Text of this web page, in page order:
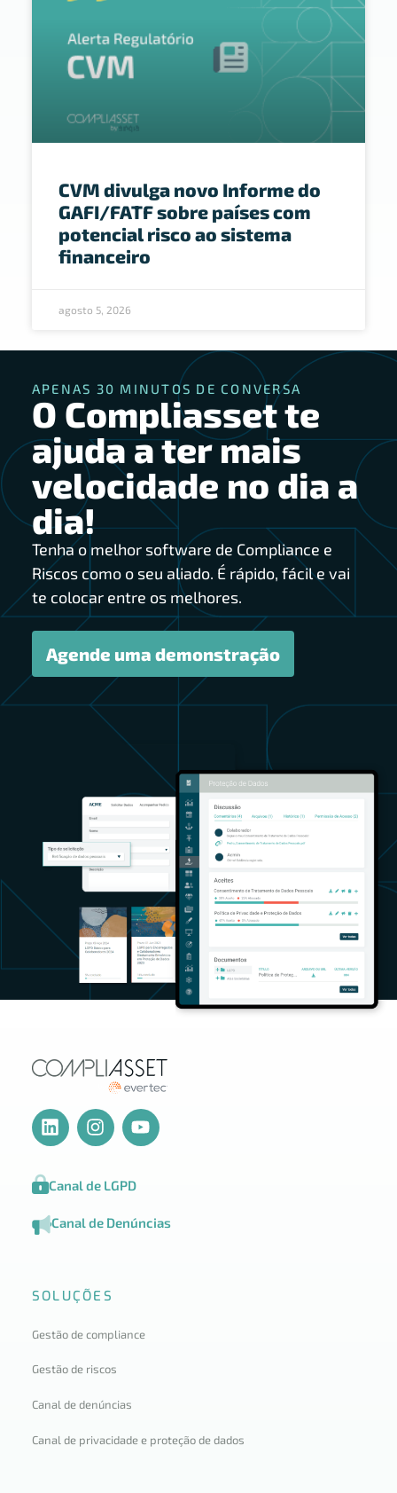
CVM divulga novo Informe do
GAFI/FATF sobre países com
potencial risco ao sistema
financeiro
agosto 5, 2026
APENAS 30 MINUTOS DE CONVERSA
O Compliasset te
ajuda a ter mais
velocidade no dia a
dia!
Tenha o melhor software de Compliance e
Riscos como o seu aliado. É rápido, fácil e vai
te colocar entre os melhores.
Agende uma demonstração
Canal de LGPD
Canal de Denúncias
SOLUÇÕES
Gestão de compliance
Gestão de riscos
Canal de denúncias
Canal de privacidade e proteção de dados